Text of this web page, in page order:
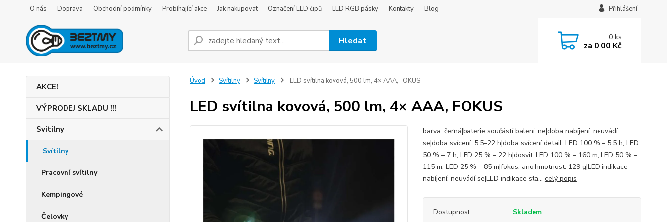
O nás Doprava Obchodní podmínky Probíhající akce Jak nakupovat Označení LED čipů LED RGB pásky Kontakty Blog Přihlášení
Hledat 0ks
za 0,00 Kč
AKCE!
VÝPRODEJ SKLADU !!!
Svítilny
Svítilny
Pracovní svítilny
Kempingové
Čelovky
Úvod Svítilny Svítilny LED svítilna kovová, 500 lm, 4× AAA, FOKUS
LED svítilna kovová, 500 lm, 4× AAA, FOKUS
barva: černá|baterie součástí balení: ne|doba nabíjení: neuvádí
se|doba svícení: 5,5–22 h|doba svícení detail: LED 100 % – 5,5 h, LED
50 % – 7 h, LED 25 % – 22 h|dosvit: LED 100 % – 160 m, LED 50 % –
115 m, LED 25 % – 85 m|fokus: ano|hmotnost: 129 g|LED indikace
nabíjení: neuvádí se|LED indikace sta... celý popis
Dostupnost Skladem